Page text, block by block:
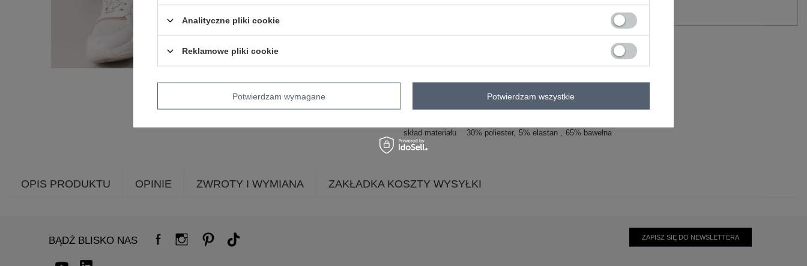
dominujący
okrągły
skład materiału
30% poliester 5% elastan 65% bawełna
OPIS PRODUKTU OPINIE ZWROTY I WYMIANA ZAKŁADKA KOSZTY WYSYŁKI
BĄDŹ BLISKO NAS ZAPISZ SIĘ DO NEWSLETTERA
Analityczne pliki cookie
Reklamowe pliki cookie
Potwierdzam wymagane Potwierdzam wszystkie